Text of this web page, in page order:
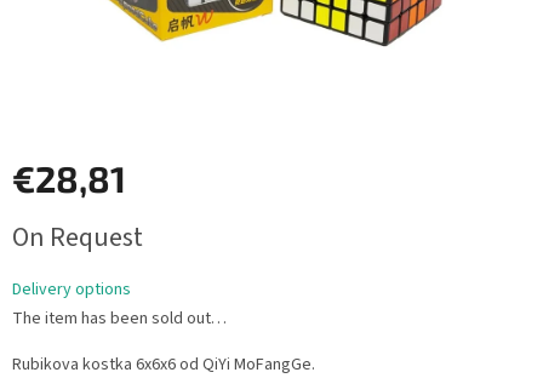
€28,81
price:
On Request
Delivery options
The item has been sold out…
Rubikova kostka 6x6x6 od QiYi MoFangGe.